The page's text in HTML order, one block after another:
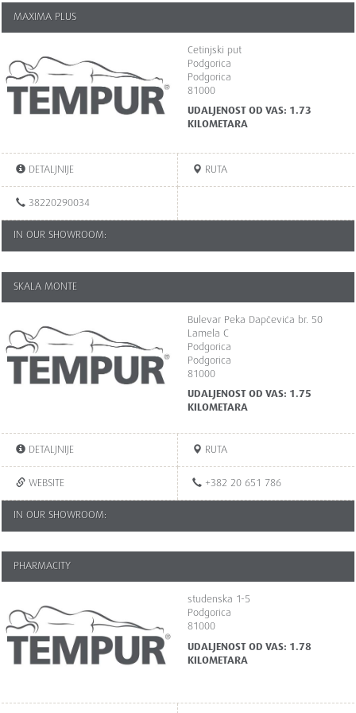
MAXIMA PLUS
Cetinjski put
Podgorica
Podgorica
81000
UDALJENOST OD VAS: 1.73
KILOMETARA
DETALJNIJE RUTA
38220290034
IN OUR SHOWROOM:
SKALA MONTE
Bulevar Peka Dapčevića br. 50
Lamela C
Podgorica
Podgorica
81000
UDALJENOST OD VAS: 1.75
KILOMETARA
DETALJNIJE RUTA
WEBSITE +382 20 651 786
IN OUR SHOWROOM:
PHARMACITY
studenska 1-5
Podgorica
81000
UDALJENOST OD VAS: 1.78
KILOMETARA